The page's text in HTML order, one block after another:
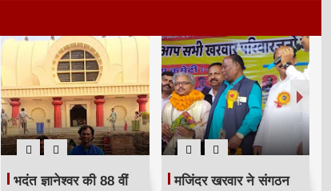
भदंत ज्ञानेश्वर की 88 वीं
मजिंदर खरवार ने संगठन